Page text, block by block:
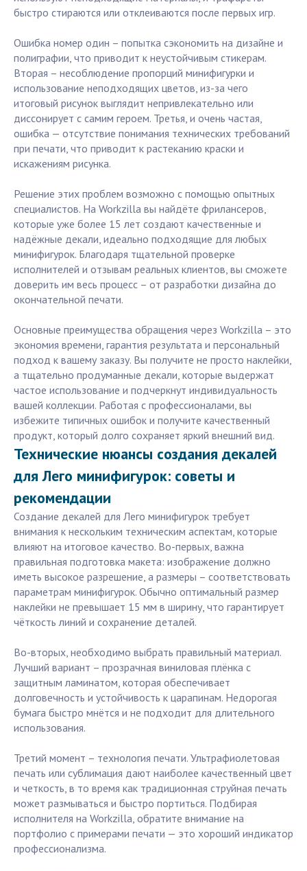
быстро стираются или отклеиваются после первых игр.
Ошибка номер один – попытка сэкономить на дизайне и
полиграфии, что приводит к неустойчивым стикерам.
Вторая – несоблюдение пропорций минифигурки и
использование неподходящих цветов, из-за чего
итоговый рисунок выглядит непривлекательно или
диссонирует с самим героем. Третья, и очень частая,
ошибка — отсутствие понимания технических требований
при печати, что приводит к растеканию краски и
искажениям рисунка.
Решение этих проблем возможно с помощью опытных
специалистов. На Workzilla вы найдёте фрилансеров,
которые уже более 15 лет создают качественные и
надёжные декали, идеально подходящие для любых
минифигурок. Благодаря тщательной проверке
исполнителей и отзывам реальных клиентов, вы сможете
доверить им весь процесс – от разработки дизайна до
окончательной печати.
Основные преимущества обращения через Workzilla – это
экономия времени, гарантия результата и персональный
подход к вашему заказу. Вы получите не просто наклейки,
а тщательно продуманные декали, которые выдержат
частое использование и подчеркнут индивидуальность
вашей коллекции. Работая с профессионалами, вы
избежите типичных ошибок и получите качественный
продукт, который долго сохраняет яркий внешний вид.
Технические нюансы создания декалей
для Лего минифигурок: советы и
рекомендации
Создание декалей для Лего минифигурок требует
внимания к нескольким техническим аспектам, которые
влияют на итоговое качество. Во-первых, важна
правильная подготовка макета: изображение должно
иметь высокое разрешение, а размеры – соответствовать
параметрам минифигурок. Обычно оптимальный размер
наклейки не превышает 15 мм в ширину, что гарантирует
чёткость линий и сохранение деталей.
Во-вторых, необходимо выбрать правильный материал.
Лучший вариант – прозрачная виниловая плёнка с
защитным ламинатом, которая обеспечивает
долговечность и устойчивость к царапинам. Недорогая
бумага быстро мнётся и не подходит для длительного
использования.
Третий момент – технология печати. Ультрафиолетовая
печать или сублимация дают наиболее качественный цвет
и четкость, в то время как традиционная струйная печать
может размываться и быстро портиться. Подбирая
исполнителя на Workzilla, обратите внимание на
портфолио с примерами печати — это хороший индикатор
профессионализма.